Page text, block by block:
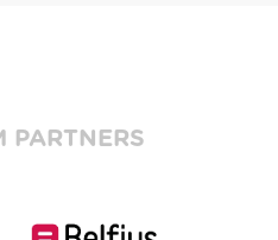
PARTNERS